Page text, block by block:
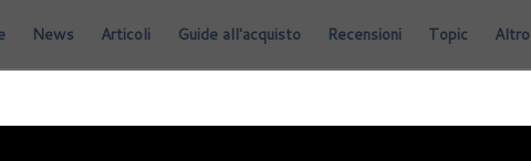
News Articoli Guide all'acquisto Recensioni Topic Altro